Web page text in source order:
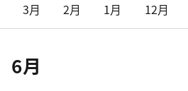
3月 2月 1月 12月
6月